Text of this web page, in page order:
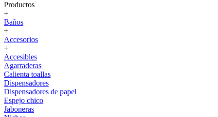
Productos
+
Baños
+
Accesorios
+
Accesibles
Agarraderas
Calienta toallas
Dispensadores
Dispensadores de papel
Espejo chico
Jaboneras